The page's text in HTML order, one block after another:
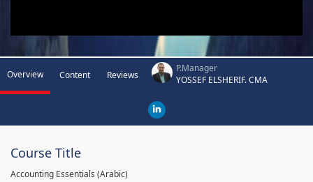
Overview Content Reviews
P.Manager
YOSSEF ELSHERIF. CMA
Course Title
Accounting Essentials (Arabic)